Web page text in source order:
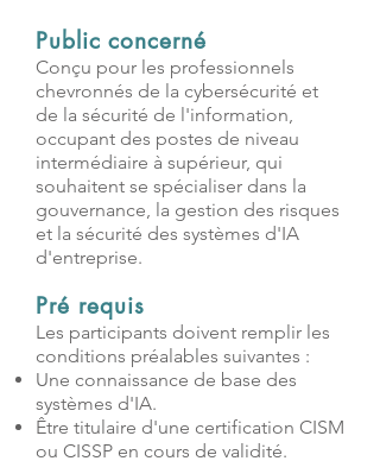
Public concerné
Conçu pour les professionnels
chevronnés de la cybersécurité et
de la sécurité de l'information,
occupant des postes de niveau
intermédiaire à supérieur, qui
souhaitent se spécialiser dans la
gouvernance, la gestion des risques
et la sécurité des systèmes d'IA
d'entreprise.
Pré requis
Les participants doivent remplir les
conditions préalables suivantes :
Une connaissance de base des
systèmes d'IA.
Être titulaire d'une certification CISM
ou CISSP en cours de validité.